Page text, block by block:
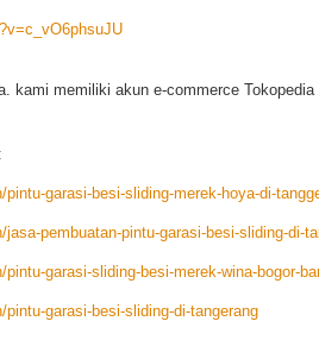
kami memiliki akun e-commerce
garasi-besi-sliding-merek-hoya-di-
pembuatan-pintu-garasi-besi-sliding-di-
garasi-sliding-besi-merek-wina-bogor-
garasi-besi-sliding-di-tangerang